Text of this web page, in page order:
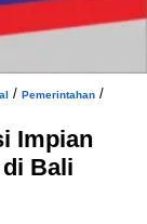
/ Pemerintahan /
Impian
Bali